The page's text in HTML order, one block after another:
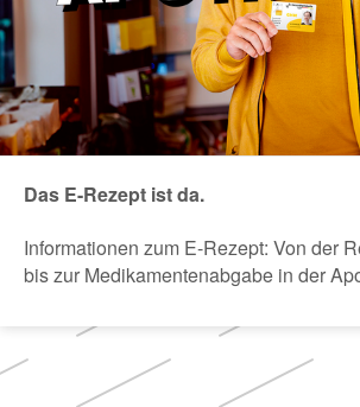
Das E-Rezept ist da.
Informationen zum E-Rezept: Von der
bis zur Medikamentenabgabe in der